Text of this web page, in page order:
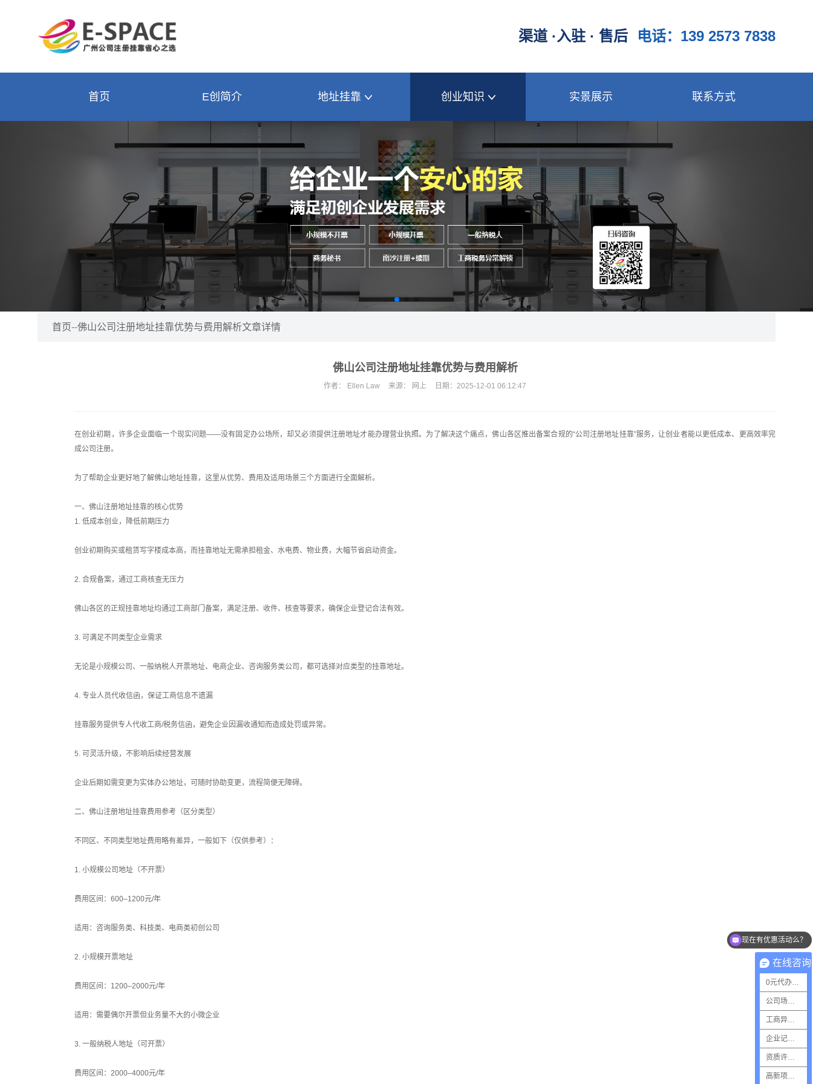
渠道 ·入驻 · 售后 电话：139 2573 7838
首页 E创简介 地址挂靠 创业知识 实景展示 联系方式
首页--佛山公司注册地址挂靠优势与费用解析文章详情
佛山公司注册地址挂靠优势与费用解析
作者： Ellen Law 来源： 网上 日期： 2025-12-01 06:12:47
在创业初期，许多企业面临一个现实问题——没有固定办公场所，却又必须提供注册地址才能办理营业执照。为了解决这个痛点，佛山各区推出备案合规的“公司注册地址挂靠”服务，让创业者能以更低成本、更高效率完
成公司注册。
为了帮助企业更好地了解佛山地址挂靠，这里从优势、费用及适用场景三个方面进行全面解析。
一、佛山注册地址挂靠的核心优势
1. 低成本创业，降低前期压力
创业初期购买或租赁写字楼成本高，而挂靠地址无需承担租金、水电费、物业费，大幅节省启动资金。
2. 合规备案，通过工商核查无压力
佛山各区的正规挂靠地址均通过工商部门备案，满足注册、收件、核查等要求，确保企业登记合法有效。
3. 可满足不同类型企业需求
无论是小规模公司、一般纳税人开票地址、电商企业、咨询服务类公司，都可选择对应类型的挂靠地址。
4. 专业人员代收信函，保证工商信息不遗漏
挂靠服务提供专人代收工商/税务信函，避免企业因漏收通知而造成处罚或异常。
5. 可灵活升级，不影响后续经营发展
企业后期如需变更为实体办公地址，可随时协助变更，流程简便无障碍。
二、佛山注册地址挂靠费用参考（区分类型）
不同区、不同类型地址费用略有差异，一般如下（仅供参考）：
1. 小规模公司地址（不开票）
费用区间：600–1200元/年
适用：咨询服务类、科技类、电商类初创公司
2. 小规模开票地址
费用区间：1200–2000元/年
适用：需要偶尔开票但业务量不大的小微企业
3. 一般纳税人地址（可开票）
费用区间：2000–4000元/年
在线咨询
0元代办执照
公司场地出租
工商异常解锁
企业记账报税
资质许可代办
高新项目申报
现在有优惠活动么？